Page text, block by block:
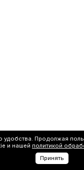
удобства. Продолжая
и нашей политикой
Принять